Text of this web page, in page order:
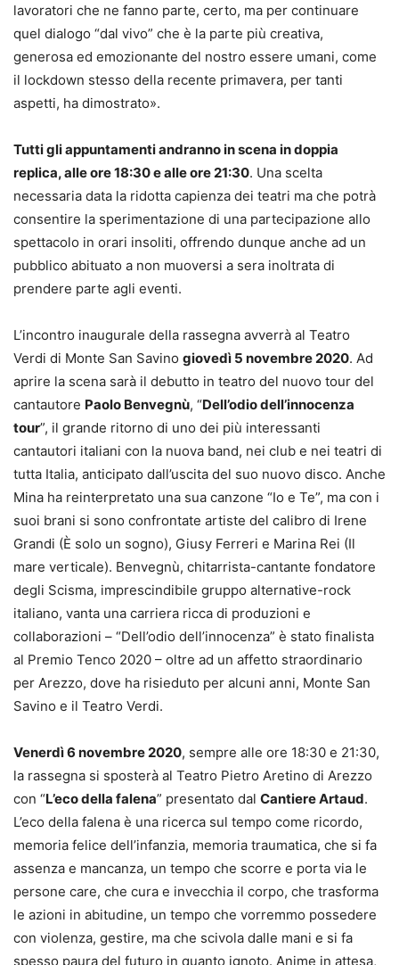
lavoratori che ne fanno parte, certo, ma per continuare
quel dialogo “dal vivo” che è la parte più creativa,
generosa ed emozionante del nostro essere umani, come
il lockdown stesso della recente primavera, per tanti
aspetti, ha dimostrato».
Tutti gli appuntamenti andranno in scena in doppia
replica, alle ore 18:30 e alle ore 21:30. Una scelta
necessaria data la ridotta capienza dei teatri ma che potrà
consentire la sperimentazione di una partecipazione allo
spettacolo in orari insoliti, offrendo dunque anche ad un
pubblico abituato a non muoversi a sera inoltrata di
prendere parte agli eventi.
L’incontro inaugurale della rassegna avverrà al Teatro
Verdi di Monte San Savino giovedì 5 novembre 2020. Ad
aprire la scena sarà il debutto in teatro del nuovo tour del
cantautore Paolo Benvegnù, “Dell’odio dell’innocenza
tour”, il grande ritorno di uno dei più interessanti
cantautori italiani con la nuova band, nei club e nei teatri di
tutta Italia, anticipato dall’uscita del suo nuovo disco. Anche
Mina ha reinterpretato una sua canzone “Io e Te”, ma con i
suoi brani si sono confrontate artiste del calibro di Irene
Grandi (È solo un sogno), Giusy Ferreri e Marina Rei (Il
mare verticale). Benvegnù, chitarrista-cantante fondatore
degli Scisma, imprescindibile gruppo alternative-rock
italiano, vanta una carriera ricca di produzioni e
collaborazioni – “Dell’odio dell’innocenza” è stato finalista
al Premio Tenco 2020 – oltre ad un affetto straordinario
per Arezzo, dove ha risieduto per alcuni anni, Monte San
Savino e il Teatro Verdi.
Venerdì 6 novembre 2020, sempre alle ore 18:30 e 21:30,
la rassegna si sposterà al Teatro Pietro Aretino di Arezzo
con “L’eco della falena” presentato dal Cantiere Artaud.
L’eco della falena è una ricerca sul tempo come ricordo,
memoria felice dell’infanzia, memoria traumatica, che si fa
assenza e mancanza, un tempo che scorre e porta via le
persone care, che cura e invecchia il corpo, che trasforma
le azioni in abitudine, un tempo che vorremmo possedere
con violenza, gestire, ma che scivola dalle mani e si fa
spesso paura del futuro in quanto ignoto. Anime in attesa,